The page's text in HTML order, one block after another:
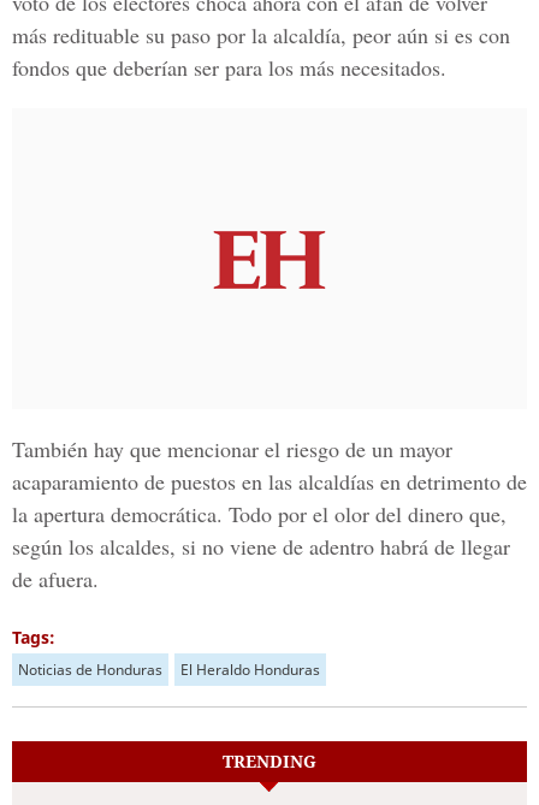
más redituable su paso por la alcaldía, peor aún si es con
fondos que deberían ser para los más necesitados.
También hay que mencionar el riesgo de un mayor
acaparamiento de puestos en las alcaldías en detrimento de
la apertura democrática. Todo por el olor del dinero que,
según los alcaldes, si no viene de adentro habrá de llegar
de afuera.
Tags:
Noticias de Honduras El Heraldo Honduras
TRENDING